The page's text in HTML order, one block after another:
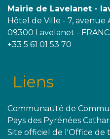
Mairie de Lavelanet -
Hôtel de Ville - 7, avenue
09300 Lavelanet -
+33 5 61 01 53 70
Liens
Communauté de
Pays des Pyrénées
Site officiel de l'Office de